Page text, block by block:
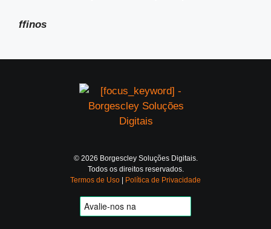
ffinos
© 2026 Borgescley Soluções Digitais.
Todos os direitos reservados.
Termos de Uso | Política de Privacidade